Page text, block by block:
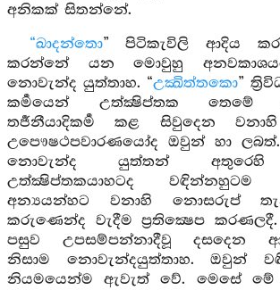
අනිකක් සිතන්නේ.
“ඛාදන්තො” පිටිකැවිලි ආදිය
කරන්නේ යන මොවුහු
නොවැන්ද යුත්තාහ. “උක්‍ඛිත්තකො”
කර්‍මයෙන් උත්ක්‍ෂිප්තක තෙමේ
තර්‍ජනීයාදිකර්‍ම කළ සිවුදෙන වනාහි
උපෞෂථපවාරණයෝද ඔවුන් හා
නොවැන්ද යුත්තන් අතුරෙහි
උත්ක්‍ෂිප්තකයාහටද
අන්‍යයන්හට වනාහි නොසරුප්
කරුණෙන්ද වැදීම ප්‍රතික්‍ෂෙප
පසුව උපසම්පන්නාදීවූ දසදෙන
නිසාම නොවැන්දයුත්තාහ. ඔවුන්
නියමයෙන්ම ඇවැත් වේ. මෙසේ